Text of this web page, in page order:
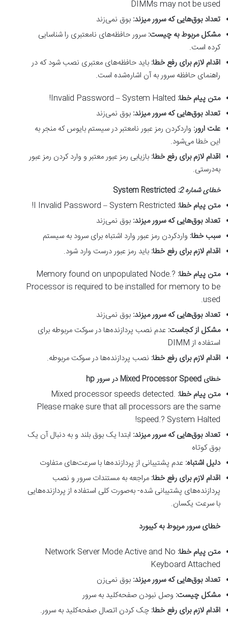
DIMMs may not be used
تعداد بوق‌هایی که سرور میزند: بوق نمی‌زند
مشکل مربوط به چیست: سرور حافظه‌های نامعتبری را شناسایی
کرده است.
اقدام لازم برای رفع خطا: باید حافظه‌های معتبری نصب شود که در
راهنمای حافظه سرور به آن اشاره‌شده است.
متن پیام خطا:
تعداد بوق‌هایی که سرور میزند: بوق نمی‌زند
علت ارور: واردکردن رمز عبور نامعتبر در سیستم بایوس که منجر به
این خطا می‌شود.
اقدام لازم برای رفع خطا: بازیابی رمز عبور معتبر و وارد کردن رمز عبور
به‌درستی.
خطای شماره 2 :
System Restricted
متن پیام خطا:
تعداد بوق‌هایی که سرور میزند: بوق نمی‌زند
سبب خطا: واردکردن رمز عبور وارد اشتباه برای سرود به سیستم
اقدام لازم برای رفع خطا: باید رمز عبور درست وارد شود.
متن پیام خطا:
Memory found on unpopulated Node.?
Processor is required to be installed for memory to be
used.
تعداد بوق‌هایی که سرور میزند: بوق نمی‌زند
مشکل از کجاست: عدم نصب پردازنده‌ها در سوکت مربوطه برای
استفاده از DIMM
اقدام لازم برای رفع خطا: نصب پردازنده‌ها در سوکت مربوطه.
خطای در سرورhp
متن پیام خطا:
Mixed processor speeds detected.
Please make sure that all processors are the same
speed.? System Halted!
تعداد بوق‌هایی که سرور میزند: ابتدا یک بوق بلند و به دنبال آن یک
بوق کوتاه
دلیل اشتباه: عدم پشتیبانی از پردازنده‌ها با سرعت‌های متفاوت
اقدام لازم برای رفع خطا: مراجعه به مستندات سرور و نصب
پردازنده‌های پشتیبانی شده- به‌صورت کلی استفاده از پردازنده‌هایی
با سرعت یکسان.
خطای سرور مربوط به کیبورد
متن پیام خطا:
Network Server Mode Active and No
Keyboard Attached
تعداد بوق‌هایی که سرور میزند: بوق نمی‌زن
مشکل چیست: وصل نبودن صفحه‌کلید به سرور
اقدام لازم برای رفع خطا: چک کردن اتصال صفحه‌کلید به سرور.